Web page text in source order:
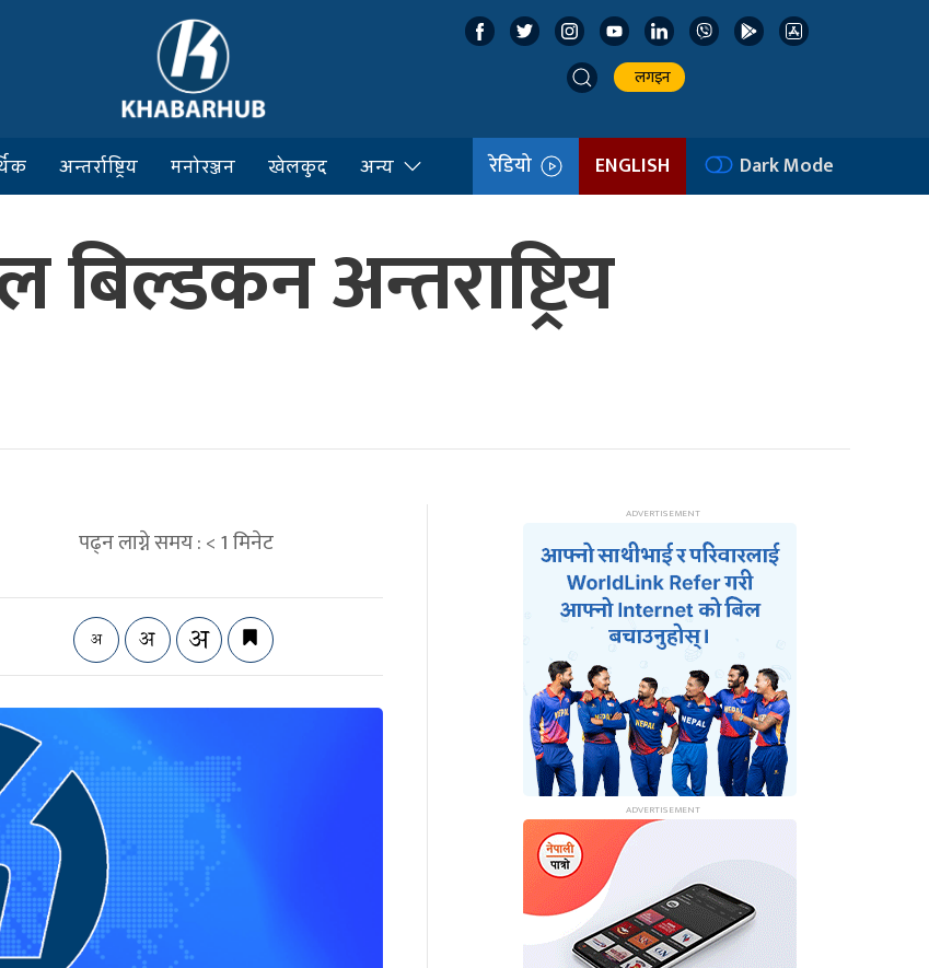
लगइन
अन्तर्राष्ट्रिय मनोरञ्जन खेलकुद अन्य रेडियो ENGLISH Dark Mode
बिल्डकन अन्तराष्ट्रिय
पढ्न लाग्ने समय :< 1मिनेट